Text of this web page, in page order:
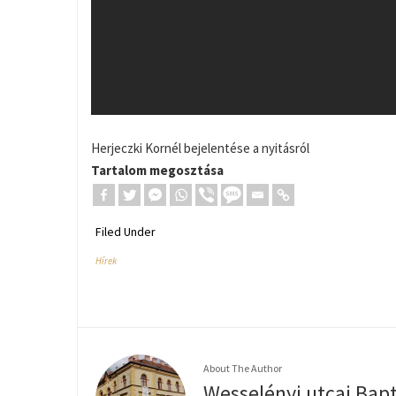
Herjeczki Kornél bejelentése a nyitásról
Tartalom megosztása
Filed Under
Hírek
About The Author